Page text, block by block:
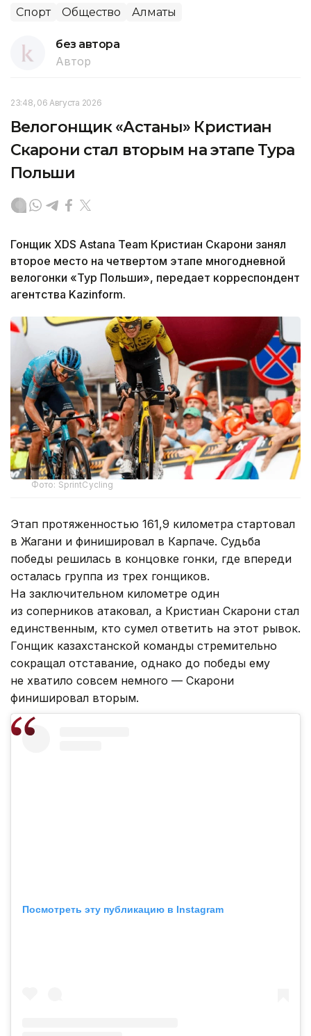
Спорт Общество Алматы
без автора
Автор
23:48, 06 Августа 2026
Велогонщик «Астаны» Кристиан
Скарони стал вторым на этапе Тура
Польши
Гонщик XDS Astana Team Кристиан Скарони занял
второе место на четвертом этапе многодневной
велогонки «Тур Польши», передает корреспондент
агентства Kazinform.
Фото: SprintCycling
Этап протяженностью 161,9 километра стартовал
в Жагани и финишировал в Карпаче. Судьба
победы решилась в концовке гонки, где впереди
осталась группа из трех гонщиков.
На заключительном километре один
из соперников атаковал, а Кристиан Скарони стал
единственным, кто сумел ответить на этот рывок.
Гонщик казахстанской команды стремительно
сокращал отставание, однако до победы ему
не хватило совсем немного — Скарони
финишировал вторым.
Посмотреть эту публикацию в Instagram